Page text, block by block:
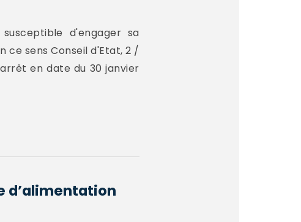
d'engager sa
ce sens Conseil d'Etat, 2 /
en date du 30 janvier
d’alimentation